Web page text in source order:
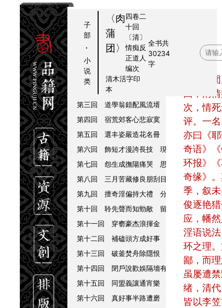
子
部
·
小
说
类
〈肉
蒲
团〉
四卷二
十回
〔清〕
情痴反
正道人
编次
清木活字印
本
全书共
30234
字
第一回 止淫風借淫說法 談色事就色開端
第二回 老頭陀空張皮布袋 小居士愛坐肉蒲團
第三回 道學翁錯配風流壻 端莊女情移輕薄郎
第四回 宿荒郊客心悲寂寞 消長夜賊口說風情
第五回 選丰姿嚴造花名冊 徇情面寬收雪鬢娘
第六回 飾短才漫誇長技 現小物貽笑大方
第七回 怨生成撫陽痛哭 思改正屈膝哀求
第八回 三月苦藏修良朋刮目 一番喬賣弄美
第九回 擅奇淫偏持大禮 分餘樂反占先籌
第十回 聆先聲而知勁敵 留餘地以養真才
第十一回 穿窬豪杰浪揮金 露水夫妻成結髮
第十二回 補磕頭方成好事 因吃醋反結同心
第十三回 破釜焚舟除隱恨 臥薪嘗膽復姦讐
第十四回 閉戶說歡娛隔墻有耳 禁人觀沐浴
第十五回 同盟義讓通宵樂 姊妹平分一夜歡
第十六回 真好事半路遭磨 活春宮連箱被刼
回，清
次，情
评。一
亦曰《
奇语》
环报》
奇缘》
季，叙
俊逐艳
应，幡
淫语说
环之理
鄙，而
虽屡遭
绪，清
皆以李